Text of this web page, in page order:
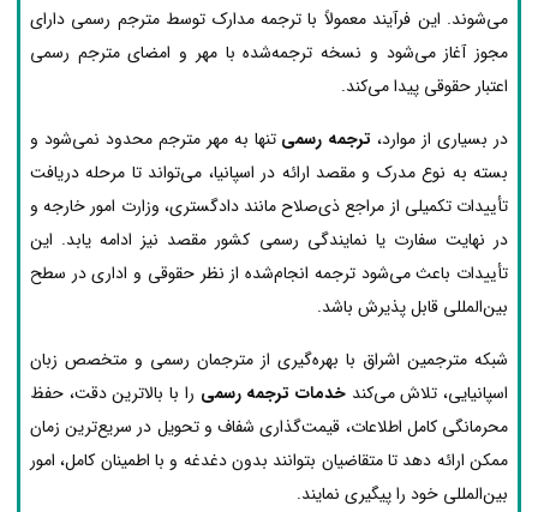
می‌شوند. این فرآیند معمولاً با ترجمه مدارک توسط مترجم رسمی دارای
مجوز آغاز می‌شود و نسخه ترجمه‌شده با مهر و امضای مترجم رسمی
اعتبار حقوقی پیدا می‌کند.
در بسیاری از موارد، ترجمه رسمی تنها به مهر مترجم محدود نمی‌شود و
بسته به نوع مدرک و مقصد ارائه در اسپانیا، می‌تواند تا مرحله دریافت
تأییدات تکمیلی از مراجع ذی‌صلاح مانند دادگستری، وزارت امور خارجه و
در نهایت سفارت یا نمایندگی رسمی کشور مقصد نیز ادامه یابد. این
تأییدات باعث می‌شود ترجمه انجام‌شده از نظر حقوقی و اداری در سطح
بین‌المللی قابل پذیرش باشد.
شبکه مترجمین اشراق با بهره‌گیری از مترجمان رسمی و متخصص زبان
اسپانیایی، تلاش می‌کندخدمات ترجمه رسمی را با بالاترین دقت، حفظ
محرمانگی کامل اطلاعات، قیمت‌گذاری شفاف و تحویل در سریع‌ترین زمان
ممکن ارائه دهد تا متقاضیان بتوانند بدون دغدغه و با اطمینان کامل، امور
بین‌المللی خود را پیگیری نمایند.